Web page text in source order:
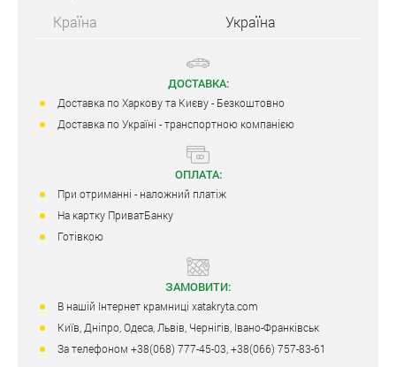
Країна
Україна
ДОСТАВКА:
Доставка по Харкову та Києву - Безкоштовно
Доставка по Україні - транспортною компанією
ОПЛАТА:
При отриманні - наложний платіж
На картку ПриватБанку
Готівкою
ЗАМОВИТИ:
В нашій Інтернет крамниці xatakryta.com
Київ, Дніпро, Одеса, Львів, Чернігів, Івано-Франківськ
За телефоном +38(068) 777-45-03, +38(066) 757-83-61